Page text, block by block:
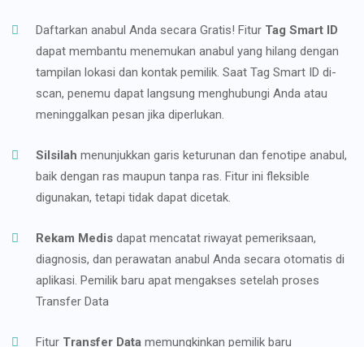
Daftarkan anabul Anda secara Gratis! Fitur Tag Smart ID
dapat membantu menemukan anabul yang hilang dengan
tampilan lokasi dan kontak pemilik. Saat Tag Smart ID di-
scan, penemu dapat langsung menghubungi Anda atau
meninggalkan pesan jika diperlukan.
Silsilah menunjukkan garis keturunan dan fenotipe anabul,
baik dengan ras maupun tanpa ras. Fitur ini fleksible
digunakan, tetapi tidak dapat dicetak.
Rekam Medis dapat mencatat riwayat pemeriksaan,
diagnosis, dan perawatan anabul Anda secara otomatis di
aplikasi. Pemilik baru apat mengakses setelah proses
Transfer Data
Fitur Transfer Data memungkinkan pemilik baru